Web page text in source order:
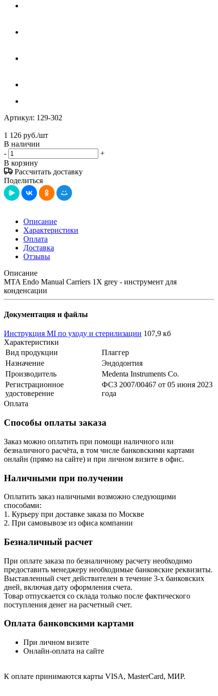
Артикул: 129-302
1 126 руб./шт
В наличии
-
+
В корзину
Рассчитать доставку
Поделиться
Описание
Характеристики
Оплата
Доставка
Отзывы
Описание
MTA Endo Manual Carriers 1X grey - инструмент для
конденсации
Документация и файлы
Инструкция MI по уходу и стерилизации 107,9 кб
Характеристики
Вид продукции
Плаггер
Назначение
Эндодонтия
Производитель
Medenta Instruments Co.
Регистрационное
удостоверение
ФСЗ 2007/00467 от 05 июня 2023
года
Оплата
Способы оплаты заказа
Заказ можно оплатить при помощи наличного или
безналичного расчёта, в том числе банковскими картами
онлайн (прямо на сайте) и при личном визите в офис.
Наличными при получении
Оплатить заказ наличными возможно следующими
способами:
1. Курьеру при доставке заказа по Москве
2. При самовывозе из офиса компании
Безналичный расчет
При оплате заказа по безналичному расчету необходимо
предоставить менеджеру необходимые банковские реквизиты.
Выставленный счет действителен в течение 3-х банковских
дней, включая дату оформления cчета.
Товар отпускается со склада только после фактического
поступления денег на расчетный счет.
Оплата банковскими картами
При личном визите
Онлайн-оплата на сайте
К оплате принимаются карты VISA, MasterCard, МИР.